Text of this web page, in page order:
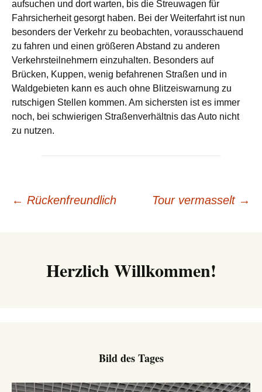
aufsuchen und dort warten, bis die Streuwagen für
Fahrsicherheit gesorgt haben. Bei der Weiterfahrt ist nun
besonders der Verkehr zu beobachten, vorausschauend
zu fahren und einen größeren Abstand zu anderen
Verkehrsteilnehmern einzuhalten. Besonders auf
Brücken, Kuppen, wenig befahrenen Straßen und in
Waldgebieten kann es auch ohne Blitzeiswarnung zu
rutschigen Stellen kommen. Am sichersten ist es immer
noch, bei schwierigen Straßenverhältnis das Auto nicht
zu nutzen.
Beitrags-
← Rückenfreundlich Tour vermasselt →
Herzlich Willkommen!
Bild des Tages